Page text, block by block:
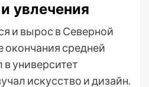
увлечения
и вырос в Северной
средней
университет
искусство и дизайн.